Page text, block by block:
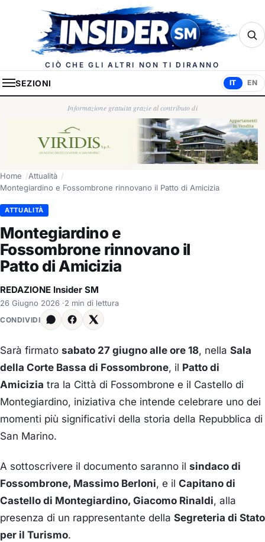
Insider.sm
CIÒ CHE GLI ALTRI NON TI DIRANNO
SEZIONI IT EN
Informazione gratuita grazie al contributo di
Home
Attualità
Montegiardino e Fossombrone rinnovano il Patto di Amicizia
ATTUALITÀ
Montegiardino e
Fossombrone rinnovano il
Patto di Amicizia
REDAZIONE Insider SM
26 Giugno 2026 ·2 min di lettura
CONDIVIDI
Sarà firmato sabato 27 giugno alle ore 18, nella Sala
della Corte Bassa di Fossombrone, il Patto di
Amicizia tra la Città di Fossombrone e il Castello di
Montegiardino, iniziativa che intende celebrare uno dei
momenti più significativi della storia della Repubblica di
San Marino.
A sottoscrivere il documento saranno il sindaco di
Fossombrone, Massimo Berloni, e il Capitano di
Castello di Montegiardino, Giacomo Rinaldi, alla
presenza di un rappresentante della Segreteria di Stato
per il Turismo.